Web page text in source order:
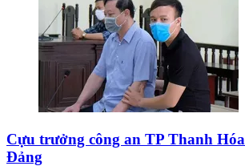
Cựu trưởng công an TP Thanh
Đảng